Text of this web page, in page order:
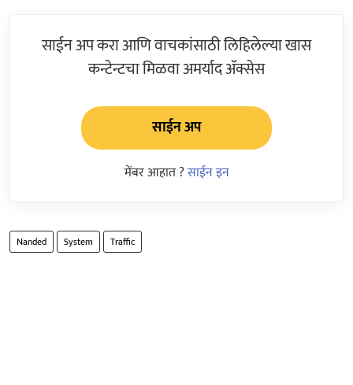
साईन अप करा आणि वाचकांसाठी लिहिलेल्या खास
कन्टेन्टचा मिळवा अमर्याद ॲक्सेस
साईन अप
मेंबर आहात ?साईन इन
Nanded System Traffic